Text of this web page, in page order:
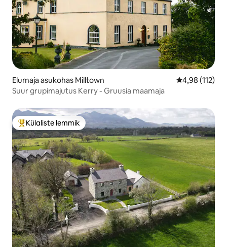
Elumaja asukohas Milltown Keskmine
4,98 (112)
Suur grupimajutus Kerry - Gruusia maamaja
Külaliste suur lemmik
Külaliste lemmik